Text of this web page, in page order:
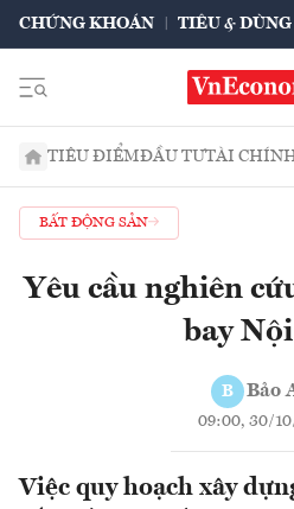
CHỨNG KHOÁN TIÊU & DÙNG
TIÊU ĐIỂMĐẦU TƯTÀI
BẤT ĐỘNG SẢN
Yêu cầu nghiên
bay
B Bảo
09:00, 30/
Việc quy hoạch xây